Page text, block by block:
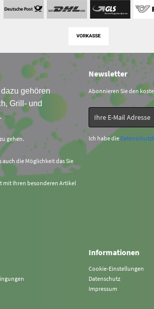
gehören
Grill- und
gehen.
die Möglichkeit das Sie
mit Ihren besonderen Artikel
Newsletter
Abonnieren Sie den
Ich habe die
Informationen
Cookie-Einstellungen
Datenschutz
Impressum